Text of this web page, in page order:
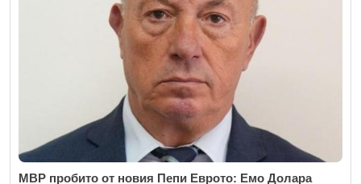
МВР пробито от новия Пепи Еврото: Емо Долара